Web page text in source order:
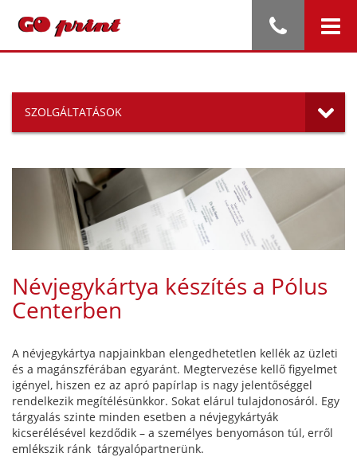
SZOLGÁLTATÁSOK
Névjegykártya készítés a Pólus
Centerben
A névjegykártya napjainkban elengedhetetlen kellék az üzleti
és a magánszférában egyaránt. Megtervezése kellő figyelmet
igényel, hiszen ez az apró papírlap is nagy jelentőséggel
rendelkezik megítélésünkkor. Sokat elárul tulajdonosáról. Egy
tárgyalás szinte minden esetben a névjegykártyák
kicserélésével kezdődik – a személyes benyomáson túl, erről
emlékszik ránk tárgyalópartnerünk.